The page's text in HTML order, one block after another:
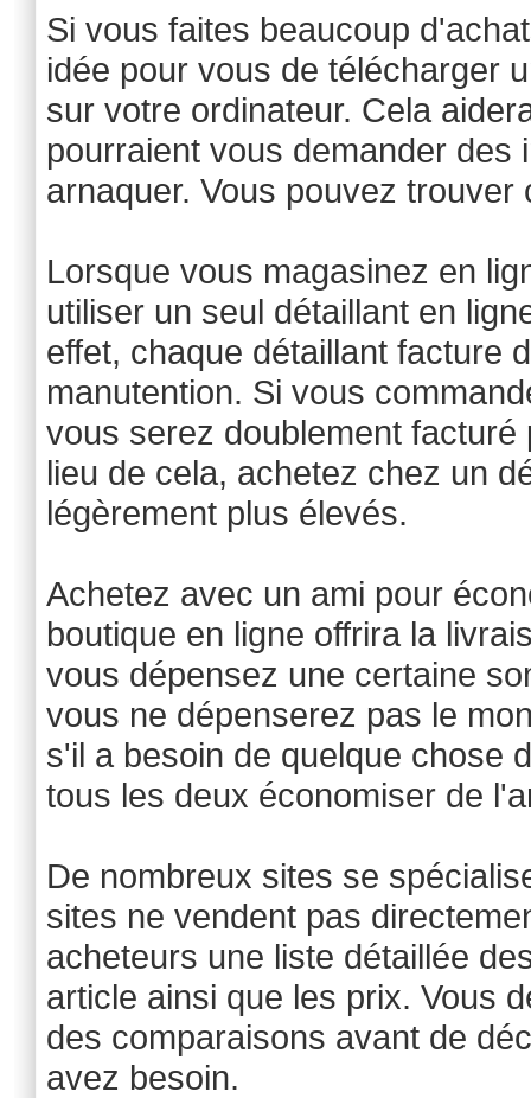
Si vous faites beaucoup
idée pour vous de télécharger
sur votre ordinateur. Cela
pourraient vous demander des
arnaquer. Vous pouvez
Lorsque vous magasinez en
utiliser un seul détaillant en
effet, chaque détaillant facture
manutention. Si vous
vous serez doublement
lieu de cela, achetez chez un
légèrement plus élevés.
Achetez avec un ami pour
boutique en ligne offrira la
vous dépensez une certaine
vous ne dépenserez pas le
s'il a besoin de quelque chose
tous les deux économiser de
De nombreux sites se
sites ne vendent pas
acheteurs une liste détaillée
article ainsi que les prix. Vous
des comparaisons avant de
avez besoin.